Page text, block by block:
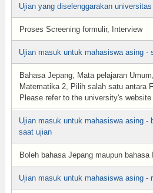
Ujian yang diselenggarakan universitas
Proses Screening formulir, Interview
Ujian masuk untuk mahasiswa asing -
Bahasa Jepang, Mata pelajaran
Matematika 2, Pilih salah satu antara
Please refer to the university's
Ujian masuk untuk mahasiswa asing -
saat ujian
Boleh bahasa Jepang maupun bahasa
Ujian masuk untuk mahasiswa asing -